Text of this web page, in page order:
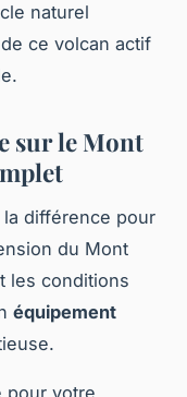
naturel
ce volcan actif
sur le Mont
différence pour
du Mont
les conditions
équipement
pour votre